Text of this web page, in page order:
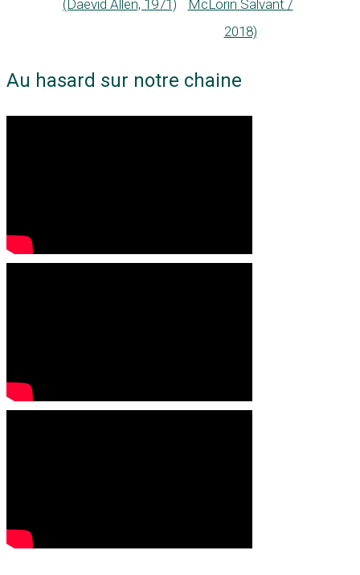
(Daevid Allen, 1971)
McLorin Salvant /
2018)
Au hasard sur notre chaine